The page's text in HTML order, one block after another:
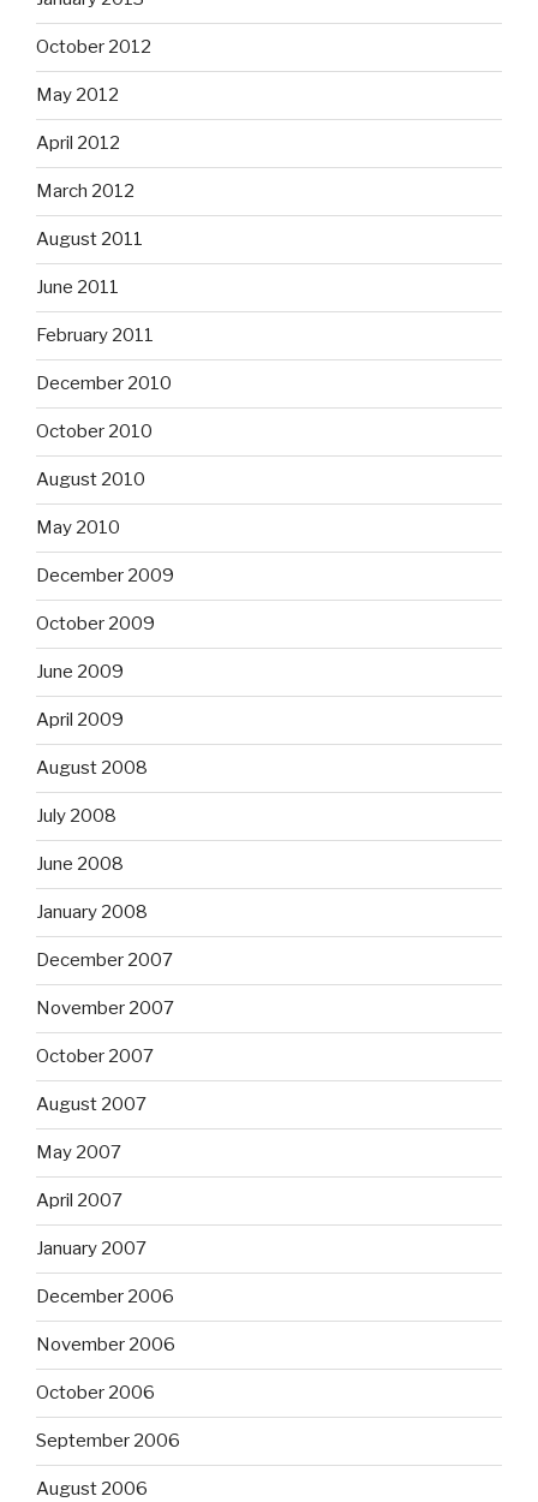
October 2012
May 2012
April 2012
March 2012
August 2011
June 2011
February 2011
December 2010
October 2010
August 2010
May 2010
December 2009
October 2009
June 2009
April 2009
August 2008
July 2008
June 2008
January 2008
December 2007
November 2007
October 2007
August 2007
May 2007
April 2007
January 2007
December 2006
November 2006
October 2006
September 2006
August 2006